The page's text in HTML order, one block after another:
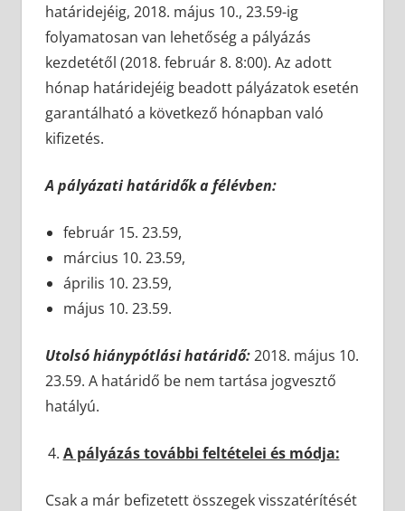
határidejéig, 2018. május 10., 23.59-ig
folyamatosan van lehetőség a pályázás
kezdetétől (2018. február 8. 8:00). Az adott
hónap határidejéig beadott pályázatok esetén
garantálható a következő hónapban való
kifizetés.
A pályázati határidők a félévben:
február 15. 23.59,
március 10. 23.59,
április 10. 23.59,
május 10. 23.59.
Utolsó hiánypótlási határidő:2018. május 10.
23.59. A határidő be nem tartása jogvesztő
hatályú.
A pályázás további feltételei és módja:
Csak a már befizetett összegek visszatérítését